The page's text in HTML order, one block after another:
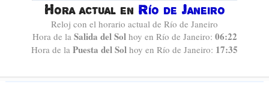
Hora actual en Río de Janeiro
Reloj con el horario actual de Río de Janeiro
Hora de la Salida del Solhoy en Río de Janeiro: 06:22
Hora de la Puesta del Sol hoy en Río de Janeiro: 17:35